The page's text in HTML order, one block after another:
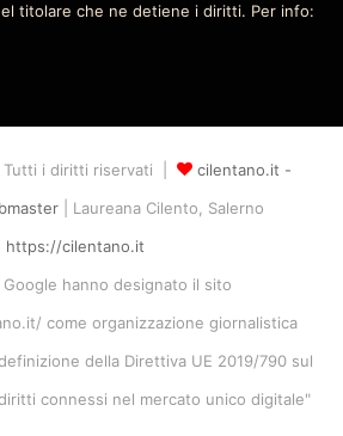
titolare che ne detiene i diritti. Per info:
i diritti riservati |
cilentano.it -
| Laureana Cilento, Salerno
https://cilentano.it
Google hanno designato il sito
come organizzazione giornalistica
della Direttiva UE 2019/790 sul
connessi nel mercato unico digitale"